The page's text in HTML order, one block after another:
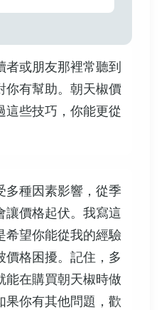
或朋友那裡常聽到
你有幫助。朝天椒價
這些技巧，你能更從
多種因素影響，從季
讓價格起伏。我寫這
希望你能從我的經驗
價格困擾。記住，多
能在購買朝天椒時做
果你有其他問題，歡